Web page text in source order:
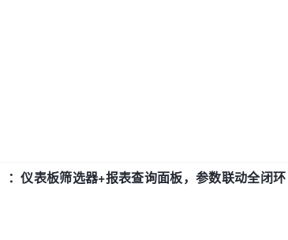
仪表板筛选器+报表查询面板，参数联动全闭环